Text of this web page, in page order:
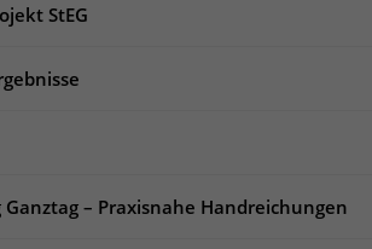
StEG
– Praxisnahe Handreichungen